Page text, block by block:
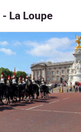
La Loupe